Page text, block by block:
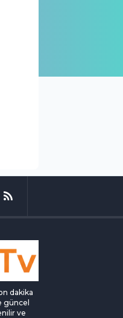
dakika
güncel
ve